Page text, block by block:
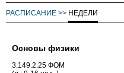
РАСПИСАНИЕ >> НЕДЕЛИ
Основы физики
3.149.2.25 ФОМ